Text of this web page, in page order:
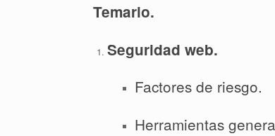
Temario.
Seguridad web.
Factores de riesgo.
Herramientas